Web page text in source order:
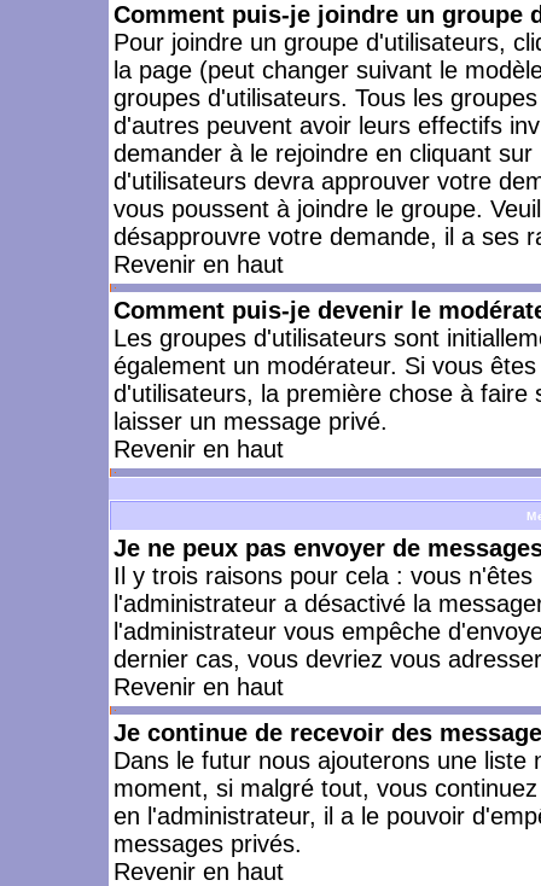
Comment puis-je joindre un groupe
Pour joindre un groupe d'utilisateurs,
la page (peut changer suivant le
groupes d'utilisateurs. Tous les
d'autres peuvent avoir leurs effectifs
demander à le rejoindre en cliquant
d'utilisateurs devra approuver votre
vous poussent à joindre le groupe.
désapprouvre votre demande, il a ses
Revenir en haut
Comment puis-je devenir le
Les groupes d'utilisateurs sont
également un modérateur. Si vous
d'utilisateurs, la première chose à
laisser un message privé.
Revenir en haut
Je ne peux pas envoyer de
Il y trois raisons pour cela : vous
l'administrateur a désactivé la
l'administrateur vous empêche
dernier cas, vous devriez vous
Revenir en haut
Je continue de recevoir des
Dans le futur nous ajouterons une
moment, si malgré tout, vous
en l'administrateur, il a le pouvoir
messages privés.
Revenir en haut